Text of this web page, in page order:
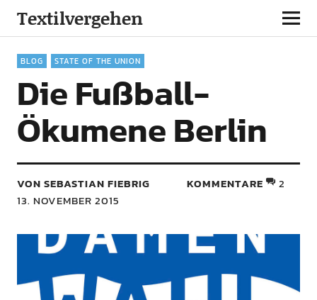
Textilvergehen
BLOG STATE OF THE UNION
Die Fußball-
Ökumene Berlin
VON SEBASTIAN FIEBRIG
13. NOVEMBER 2015
KOMMENTARE 2